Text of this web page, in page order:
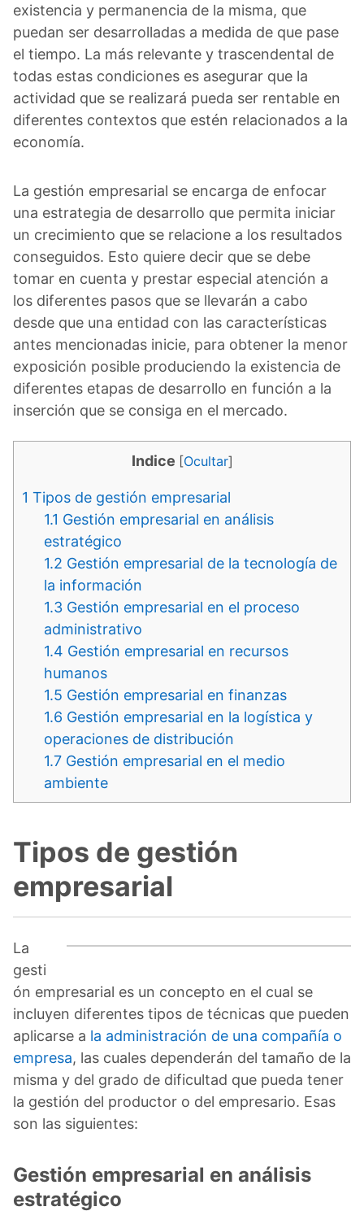
existencia y permanencia de la misma, que
puedan ser desarrolladas a medida de que pase
el tiempo. La más relevante y trascendental de
todas estas condiciones es asegurar que la
actividad que se realizará pueda ser rentable en
diferentes contextos que estén relacionados a la
economía.
La gestión empresarial se encarga de enfocar
una estrategia de desarrollo que permita iniciar
un crecimiento que se relacione a los resultados
conseguidos. Esto quiere decir que se debe
tomar en cuenta y prestar especial atención a
los diferentes pasos que se llevarán a cabo
desde que una entidad con las características
antes mencionadas inicie, para obtener la menor
exposición posible produciendo la existencia de
diferentes etapas de desarrollo en función a la
inserción que se consiga en el mercado.
Indice [Ocultar]
1 Tipos de gestión empresarial
1.1 Gestión empresarial en análisis
estratégico
1.2 Gestión empresarial de la tecnología de
la información
1.3 Gestión empresarial en el proceso
administrativo
1.4 Gestión empresarial en recursos
humanos
1.5 Gestión empresarial en finanzas
1.6 Gestión empresarial en la logística y
operaciones de distribución
1.7 Gestión empresarial en el medio
ambiente
Tipos de gestión
empresarial
La
gesti
ón empresarial es un concepto en el cual se
incluyen diferentes tipos de técnicas que pueden
aplicarse a la administración de una compañía o
empresa, las cuales dependerán del tamaño de la
misma y del grado de dificultad que pueda tener
la gestión del productor o del empresario. Esas
son las siguientes:
Gestión empresarial en análisis
estratégico